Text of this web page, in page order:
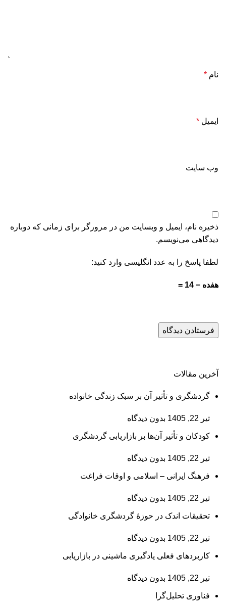
نام *
ایمیل *
وب‌ سایت
ذخیره نام، ایمیل و وبسایت من در مرورگر برای زمانی که دوباره
دیدگاهی می‌نویسم.
لطفا پاسخ را به عدد انگلیسی وارد کنید:
هفده − 14 =
آخرین مقالات
گردشگری و تأثیر آن بر سبک زندگی خانواده
تیر 22, 1405 بدون دیدگاه
کودکان و تأثیر آن‌ها بر بازاریابی گردشگری
تیر 22, 1405 بدون دیدگاه
فرهنگ ایرانی – اسلامی و اوقات فراغت
تیر 22, 1405 بدون دیدگاه
تحقیقات اندک در حوزۀ گردشگری خانوادگی
تیر 22, 1405 بدون دیدگاه
کاربردهای فعلی یادگیری ماشینی در بازاریابی
تیر 22, 1405 بدون دیدگاه
فناوری تحلیل‌گرا